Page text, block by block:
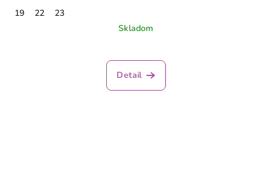
19 22
23
Skladom
Detail